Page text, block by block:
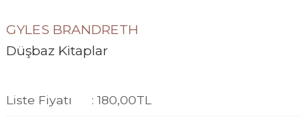
GYLES BRANDRETH
Düşbaz Kitaplar
Liste Fiyatı : 180,00TL